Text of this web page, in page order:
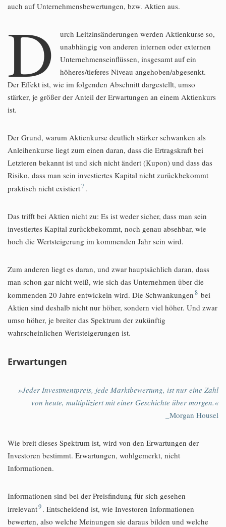
auch auf Unternehmensbewertungen, bzw. Aktien aus.
D
urch Leitzinsänderungen werden Aktienkurse so,
unabhängig von anderen internen oder externen
Unternehmenseinflüssen, insgesamt auf ein
höheres/tieferes Niveau angehoben/abgesenkt.
Der Effekt ist, wie im folgenden Abschnitt dargestellt, umso
stärker, je größer der Anteil der Erwartungen an einem Aktienkurs
ist.
Der Grund, warum Aktienkurse deutlich stärker schwanken als
Anleihenkurse liegt zum einen daran, dass die Ertragskraft bei
Letzteren bekannt ist und sich nicht ändert (Kupon) und dass das
Risiko, dass man sein investiertes Kapital nicht zurückbekommt
praktisch nicht existiert7.
Das trifft bei Aktien nicht zu: Es ist weder sicher, dass man sein
investiertes Kapital zurückbekommt, noch genau absehbar, wie
hoch die Wertsteigerung im kommenden Jahr sein wird.
Zum anderen liegt es daran, und zwar hauptsächlich daran, dass
man schon gar nicht weiß, wie sich das Unternehmen über die
kommenden 20 Jahre entwickeln wird. Die Schwankungen8 bei
Aktien sind deshalb nicht nur höher, sondern viel höher. Und zwar
umso höher, je breiter das Spektrum der zukünftig
wahrscheinlichen Wertsteigerungen ist.
Erwartungen
»Jeder Investmentpreis, jede Marktbewertung, ist nur eine Zahl
von heute, multipliziert mit einer Geschichte über morgen.«
_Morgan Housel
Wie breit dieses Spektrum ist, wird von den Erwartungen der
Investoren bestimmt. Erwartungen, wohlgemerkt, nicht
Informationen.
Informationen sind bei der Preisfindung für sich gesehen
irrelevant9. Entscheidend ist, wie Investoren Informationen
bewerten, also welche Meinungen sie daraus bilden und welche